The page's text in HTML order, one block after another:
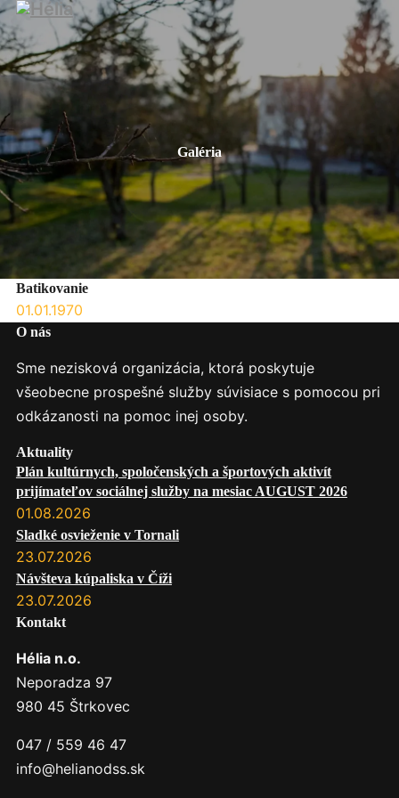
Galéria
Batikovanie
01.01.1970
O nás
Sme nezisková organizácia, ktorá poskytuje
všeobecne prospešné služby súvisiace s pomocou pri
odkázanosti na pomoc inej osoby.
Aktuality
Plán kultúrnych, spoločenských a športových aktivít
prijímateľov sociálnej služby na mesiac AUGUST 2026
01.08.2026
Sladké osvieženie v Tornali
23.07.2026
Návšteva kúpaliska v Číži
23.07.2026
Kontakt
Hélia n.o.
Neporadza 97
980 45 Štrkovec
047 / 559 46 47
info@helianodss.sk